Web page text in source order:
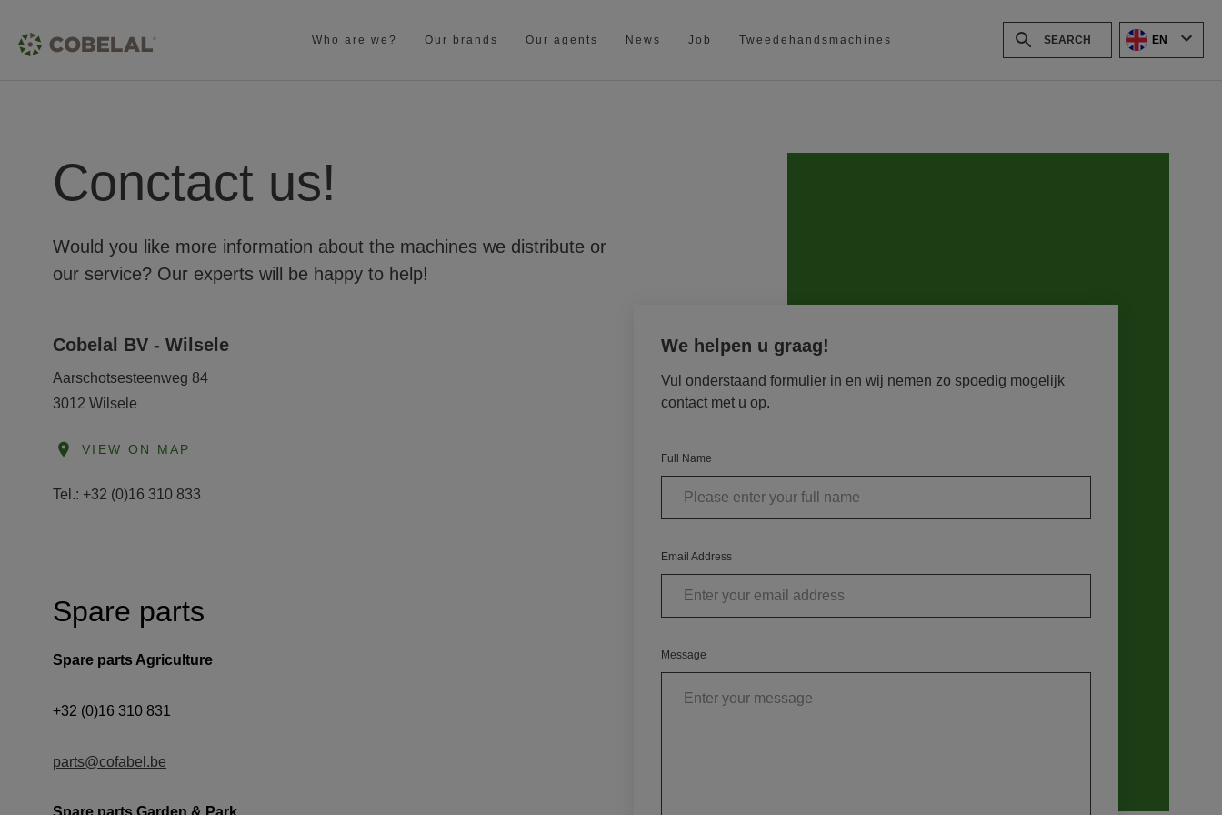
Who are we? Our brands Our agents News Job Tweedehandsmachines EN
Conctact us!
Would you like more information about the machines we distribute or
our service? Our experts will be happy to help!
Cobelal BV - Wilsele
Aarschotsesteenweg 84
3012 Wilsele
VIEW ON MAP
Tel.: +32 (0)16 310 833
Spare parts
Spare parts Agriculture
parts@cofabel.be
We helpen u graag!
Vul onderstaand formulier in en wij nemen zo spoedig mogelijk
contact met u op.
Full Name
Email Address
Message